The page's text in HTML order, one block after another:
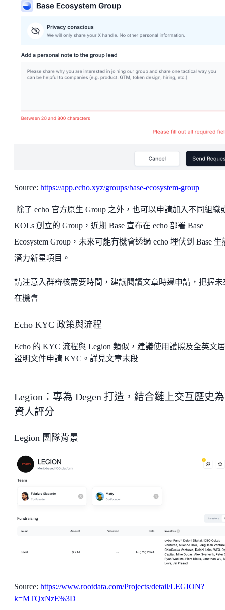
Source: https://app.echo.xyz/groups/base-ecosystem-group
除了 echo 官方原生 Group 之外，也可以申請加入不同組織
KOLs 創立的 Group，近期 Base 宣布在 echo 部署 Base
Ecosystem Group，未來可能有機會透過 echo 埋伏到 Base 生
潛力新星項目。
請注意入群審核需要時間，建議閱讀文章時邊申請，把握未
在機會
Echo KYC 政策與流程
Echo 的 KYC 流程與 Legion 類似，建議使用護照及全英文
證明文件申請 KYC。詳見文章末段
Legion：專為 Degen 打造，結合鏈上交互歷史
資人評分
Legion 團隊背景
Source: https://www.rootdata.com/Projects/detail/LEGION?
k=MTQxNzE%3D